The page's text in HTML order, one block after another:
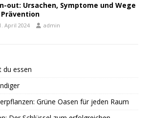
out: Ursachen, Symptome und Wege
April 2024 admin
du essen
Grüne Oasen für jeden Raum